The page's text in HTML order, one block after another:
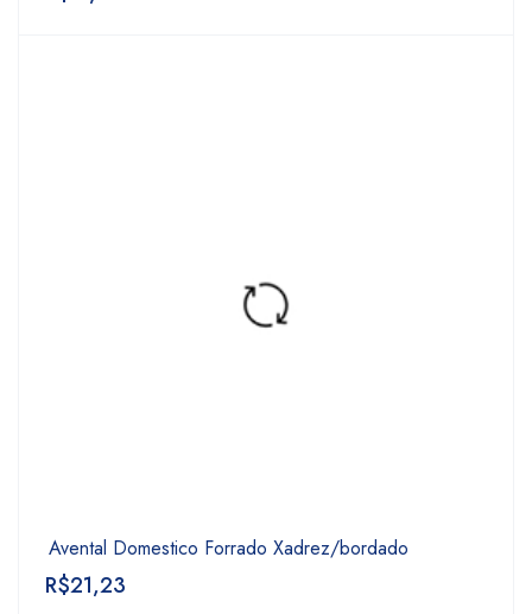
Avental Domestico Forrado Xadrez/bordado
R$21,23